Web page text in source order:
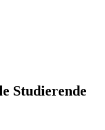
Studierende